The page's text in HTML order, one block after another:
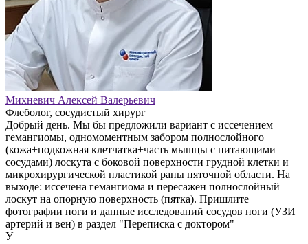
Михневич Алексей Валерьевич
Флеболог, сосудистый хирург
Добрый день. Мы бы предложили вариант с иссечением
гемангиомы, одномоментным забором полнослойного
(кожа+подкожная клетчатка+часть мышцы с питающими
сосудами) лоскута с боковой поверхности грудной клетки и
микрохирургической пластикой раны пяточной области. На
выходе: иссечена гемангиома и пересажен полнослойный
лоскут на опорную поверхность (пятка). Пришлите
фотографии ноги и данные исследований сосудов ноги (УЗИ
артерий и вен) в раздел "Переписка с доктором"
У